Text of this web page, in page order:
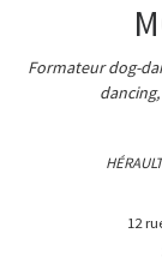
Formateur dog-
12